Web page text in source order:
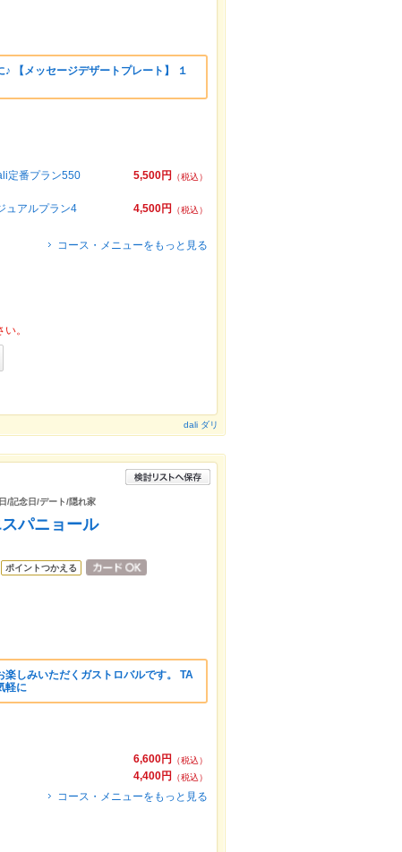
♪ 【メッセージデザートプレート】 １
5,500円
（税込）
定番プラン550
4,500円
（税込）
ュアルプラン4
コース・メニューをもっと見る
。
dali ダリ
/記念日/デート/隠れ家
パニョール
ポイントつかえる
楽しみいただくガストロバルです。 TA
軽に
6,600円
（税込）
4,400円
（税込）
コース・メニューをもっと見る